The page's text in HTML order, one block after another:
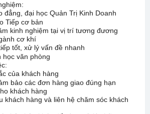
đẳng, đại học Quản Trị Kinh Doanh
Tiếp cơ bản
kinh nghiệm tại vị trí tương đương
cơ khí
tốt, xử lý vấn đề nhanh
học văn phòng
của khách hàng
bảo các đơn hàng giao đúng hạn
khách hàng
khách hàng và liên hệ chăm sóc khách